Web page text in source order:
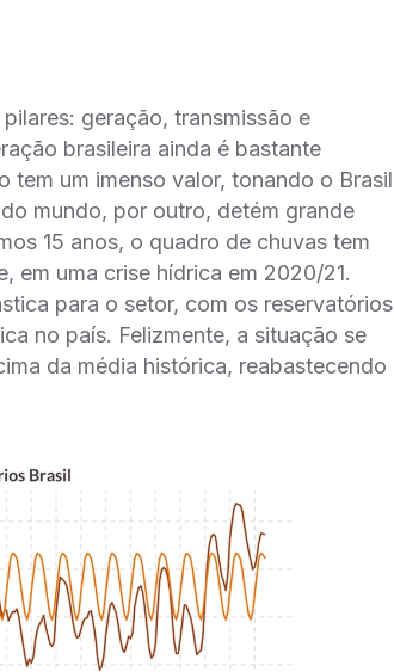
geração, transmissão e
brasileira ainda é bastante
tem um imenso valor, tonando o Brasil
mundo, por outro, detém grande
15 anos, o quadro de chuvas tem
em uma crise hídrica em 2020/21.
para o setor, com os reservatórios
no país. Felizmente, a situação se
da média histórica, reabastecendo